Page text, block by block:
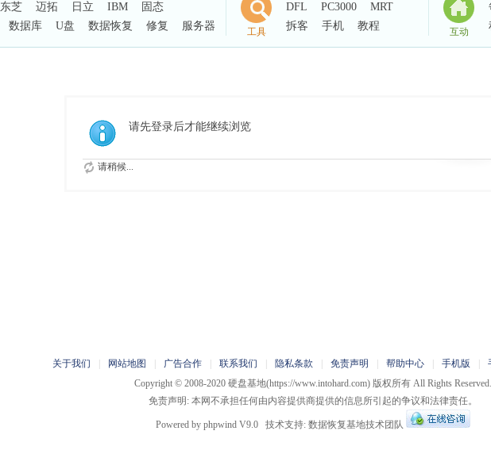
东芝 迈拓 日立 IBM
固态
数据库 U盘 数据恢复 修复
服务器
工具
DFL PC3000
MRT
拆客
手机 教程 互动
请先登录后才能继续浏览
请稍候...
关于我们 网站地图 广告合作 联系我们 隐私条款 免责声明 帮助中心 手机版
Copyright © 2008-2020 硬盘基地(https://www.intohard.com) 版权所有 All Rights Reserved.
免责声明: 本网不承担任何由内容提供商提供的信息所引起的争议和法律责任。
Powered by phpwind V9.0 技术支持: 数据恢复基地技术团队